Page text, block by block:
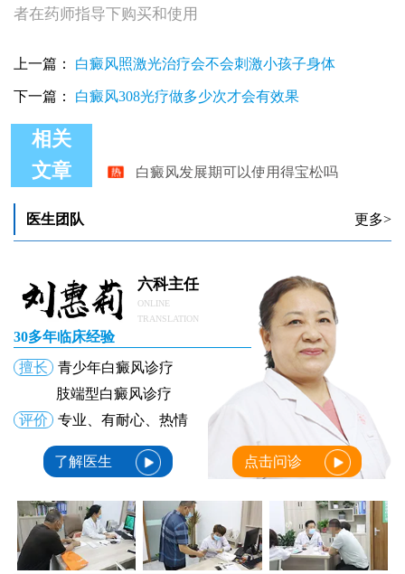
者在药师指导下购买和使用
上一篇： 白癜风照激光治疗会不会刺激小孩子身体
下一篇： 白癜风308光疗做多少次才会有效果
相关
文章
白癜风初期症状怎样发现白癜风发病早期的症状
医生团队 更多>
六科主任
ONLINE
TRANSLATION
30多年临床经验
擅长
青少年白癜风诊疗
肢端型白癜风诊疗
评价
专业、有耐心、热情
了解医生 点击问诊